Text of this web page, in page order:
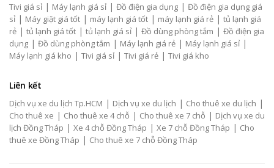
Tivi giá sỉ | Máy lạnh giá sỉ | Đồ điện gia dụng | Đồ điện gia dụng giá
sỉ | Máy giặt giá tốt | máy lạnh giá tốt | máy lạnh giá rẻ | tủ lạnh giá
rẻ | tủ lạnh giá tốt | tủ lạnh giá sỉ | Đồ dùng phòng tắm | Đồ điện gia
dụng | Đồ dùng phòng tắm | Máy lạnh giá rẻ | Máy lạnh giá sỉ |
Máy lạnh giá kho | Tivi giá sỉ | Tivi giá rẻ | Tivi giá kho
Liên kết
Dịch vụ xe du lịch Tp.HCM | Dịch vụ xe du lịch | Cho thuê xe du lịch |
Cho thuê xe | Cho thuê xe 4 chỗ | Cho thuê xe 7 chỗ | Dịch vụ xe du
lịch Đồng Tháp | Xe 4 chỗ Đồng Tháp | Xe 7 chỗ Đồng Tháp | Cho
thuê xe Đồng Tháp | Cho thuê xe 7 chỗ Đồng Tháp